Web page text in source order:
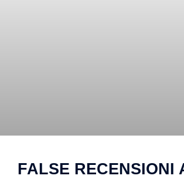
FALSE RECENSIONI